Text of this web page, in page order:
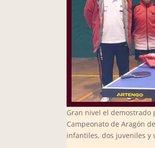
Gran nivel el demostrado
Campeonato de Aragón
infantiles, dos juveniles y